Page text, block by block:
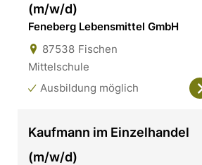
(m/w/d)
Feneberg Lebensmittel GmbH
87538 Fischen
Mittelschule
Ausbildung möglich
Kaufmann im Einzelhandel
(m/w/d)